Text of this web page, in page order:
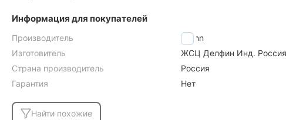
Информация для покупателей
Производитель
Odinn
Изготовитель
ЖСЦ Делфин Инд.
Страна производитель
Россия
Гарантия
Нет
Найти похожие